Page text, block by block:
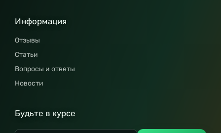
Информация
Отзывы
Статьи
Вопросы и ответы
Новости
Будьте в курсе